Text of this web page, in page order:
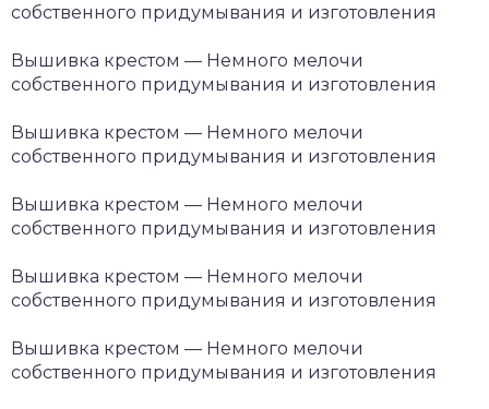
собственного придумывания и изготовления
Вышивка крестом — Немного мелочи
собственного придумывания и изготовления
Вышивка крестом — Немного мелочи
собственного придумывания и изготовления
Вышивка крестом — Немного мелочи
собственного придумывания и изготовления
Вышивка крестом — Немного мелочи
собственного придумывания и изготовления
Вышивка крестом — Немного мелочи
собственного придумывания и изготовления